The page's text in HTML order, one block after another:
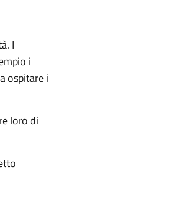
I
i
ospitare i
loro di